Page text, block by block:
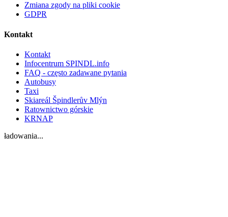
Zmiana zgody na pliki cookie
GDPR
Kontakt
Kontakt
Infocentrum SPINDL.info
FAQ - często zadawane pytania
Autobusy
Taxi
Skiareál Špindlerův Mlýn
Ratownictwo górskie
KRNAP
ładowania...